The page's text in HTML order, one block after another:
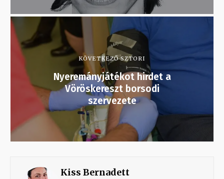
KÖVETKEZŐ SZTORI
Nyeremányjátékot hirdet a
Vöröskereszt borsodi
szervezete
Kiss Bernadett